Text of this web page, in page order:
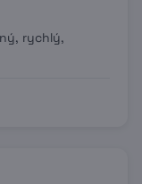
rychlý,